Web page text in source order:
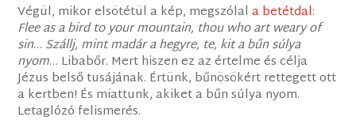
Végül, mikor elsötétül a kép, megszólala betétdal:
Flee as a bird to your mountain, thou who art weary of
sin… Szállj, mint madár a hegyre, te, kit a bűn súlya
nyom… Libabőr. Mert hiszen ez az értelme és célja
Jézus belső tusájának. Értünk, bűnösökért rettegett ott
a kertben! És miattunk, akiket a bűn súlya nyom.
Letaglózó felismerés.